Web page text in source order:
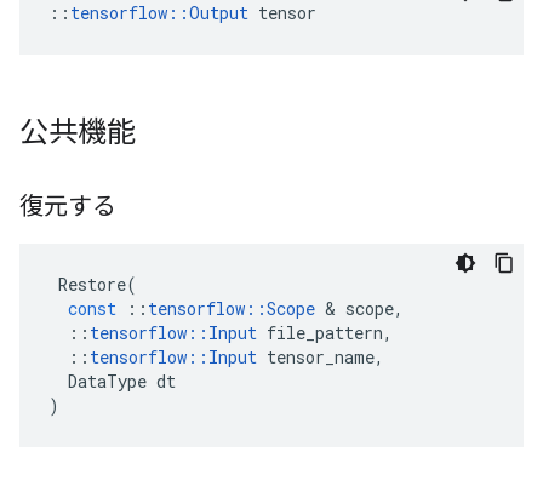
:: tensorflow::Output tensor
公共機能
復元する
Restore(
const
:: tensorflow ::Scope & scope,
:: tensorflow :: Input file_pattern,
:: tensorflow :: Input tensor_name,
DataType dt
)